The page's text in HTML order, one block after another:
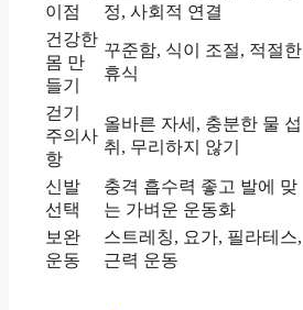
이점
정, 사회적 연결
건강한
몸 만
들기
꾸준함, 식이 조절, 적절한
휴식
걷기
주의사
항
올바른 자세, 충분한 물 섭
취, 무리하지 않기
신발
선택
충격 흡수력 좋고 발에 맞
는 가벼운 운동화
보완
운동
스트레칭, 요가, 필라테스,
근력 운동